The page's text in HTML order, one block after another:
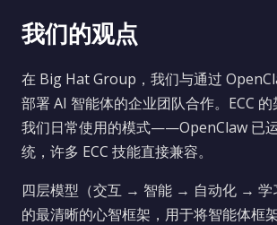
我们的观点
在 Big Hat Group，我们与通过
部署 AI 智能体的企业团队合作。ECC
我们日常使用的模式——OpenClaw 已
统，许多 ECC 技能直接兼容。
四层模型（交互 → 智能 → 自动化 → 学
的最清晰的心智框架，用于将智能体框